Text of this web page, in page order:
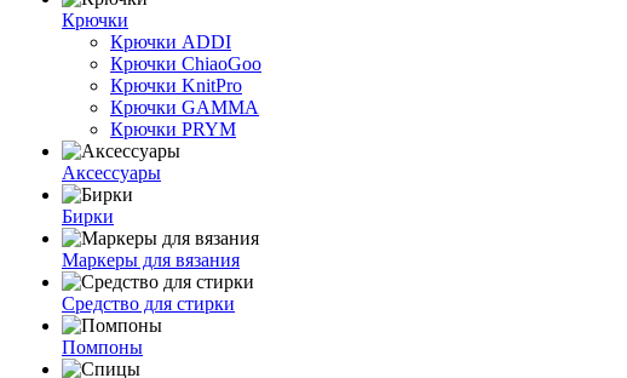
Крючки
Крючки ADDI
Крючки ChiaoGoo
Крючки KnitPro
Крючки GAMMA
Крючки PRYM
Аксессуары
Бирки
Маркеры для вязания
Средство для стирки
Помпоны